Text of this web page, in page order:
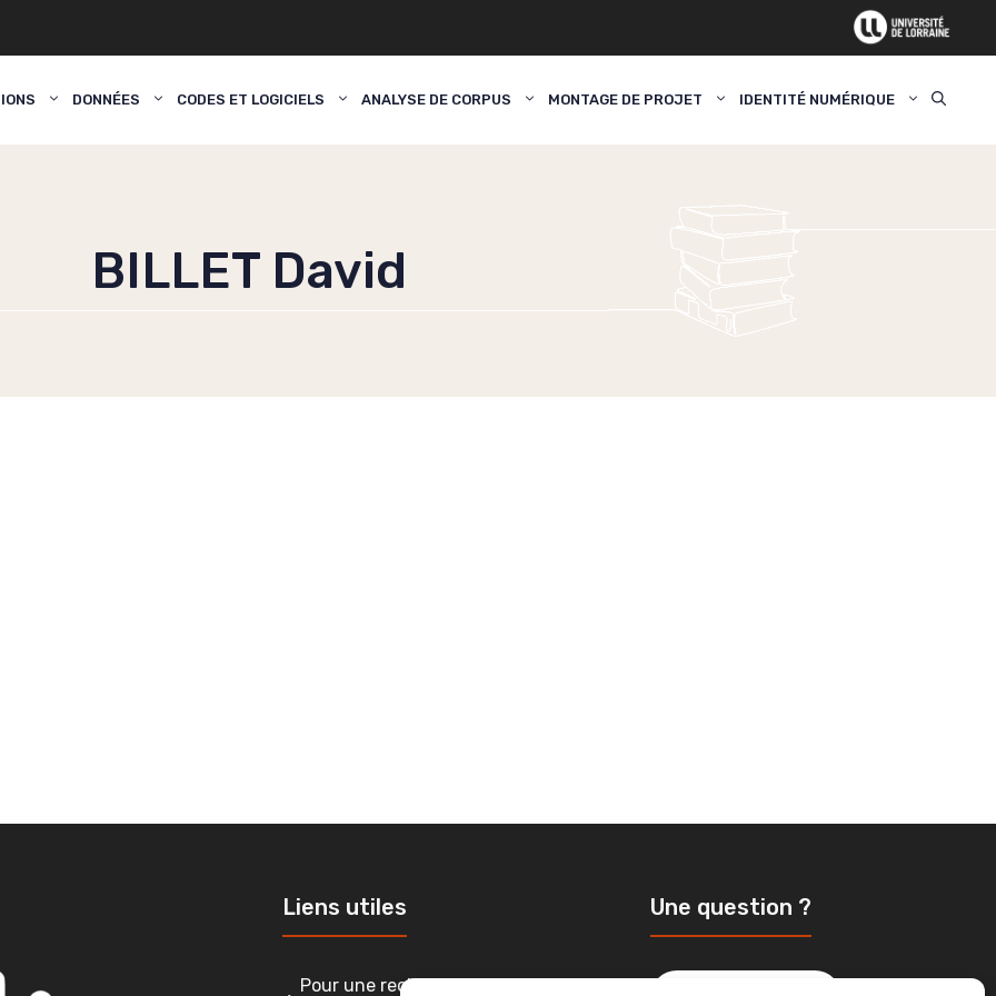
DONNÉES CODES ET LOGICIELS ANALYSE DE CORPUS MONTAGE DE PROJET IDENTITÉ NUMÉRIQUE
BILLET David
Liens utiles
Pour une recherche lorraine plus
Une question ?